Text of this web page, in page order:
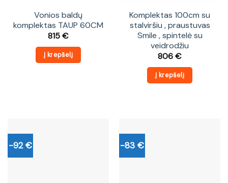
Vonios baldų
komplektas TAUP 60CM
815€
Į krepšelį
Komplektas 100cm su
stalviršiu , praustuvas
Smile , spintelė su
veidrodžiu
806€
Į krepšelį
-92 € -83 €